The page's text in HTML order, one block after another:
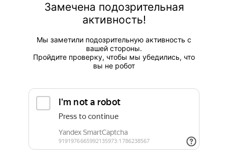
Замечена подозрительная
активность!
Мы заметили подозрительную активность с
вашей стороны.
Пройдите проверку, чтобы мы убедились, что
вы не робот